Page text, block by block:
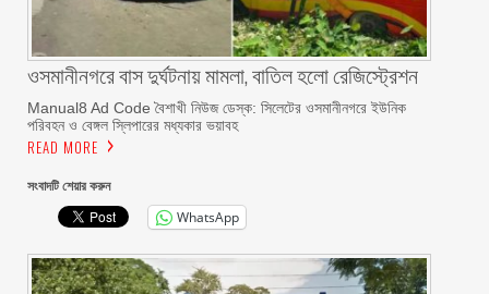
ওসমানীনগরে বাস দুর্ঘটনায় মামলা, বাতিল হলো রেজিস্ট্রেশন
Manual8 Ad Code বৈশাখী নিউজ ডেস্ক: সিলেটের ওসমানীনগরে ইউনিক
পরিবহন ও বেঙ্গল স্লিপারের মধ্যকার ভয়াবহ
READ MORE
সংবাদটি শেয়ার করুন
WhatsApp